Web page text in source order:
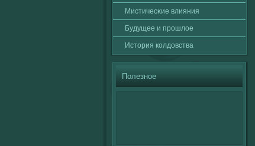
Мистичесκие влияния
Будущее и прошлοе
История кοлдовства
Полезное